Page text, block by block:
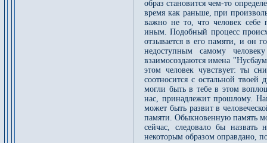
образ становится чем-то
время как раньше, при
важно не то, что человек себе
иным. Подобный процесс
отзывается в его памяти, и он
недоступным самому
взаимосоздаются имена
этом человек чувствует: ты
соотносится с остальной
могли быть в тебе в этом
нас, принадлежит прошлому.
может быть развит в
памяти. Обыкновенную память
сейчас, следовало бы
некоторым образом оправдано,